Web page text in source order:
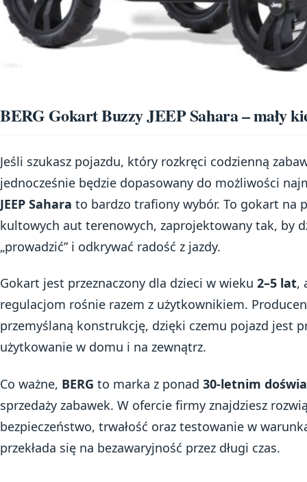
BERG Gokart Buzzy JEEP Sahara – mały
Jeśli szukasz pojazdu, który rozkręci codzienną
jednocześnie będzie dopasowany do możliwości
JEEP Sahara to bardzo trafiony wybór. To gokart na
kultowych aut terenowych, zaprojektowany tak, by
„prowadzić” i odkrywać radość z jazdy.
Gokart jest przeznaczony dla dzieci w wieku 2–5 lat,
regulacjom rośnie razem z użytkownikiem.
przemyślaną konstrukcję, dzięki czemu pojazd jest
użytkowanie w domu i na zewnątrz.
Co ważne, BERG to marka z ponad 30-letnim
sprzedaży zabawek. W ofercie firmy znajdziesz
bezpieczeństwo, trwałość oraz testowanie w
przekłada się na bezawaryjność przez długi czas.